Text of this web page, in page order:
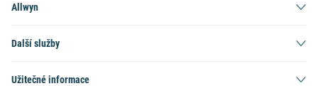
Allwyn
Další služby
Užitečné informace